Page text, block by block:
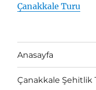
Çanakkale Turu
Anasayfa
Çanakkale Şehitlik